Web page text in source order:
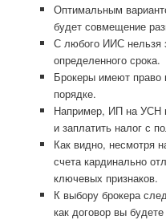
Оптимальным
будет совмещение
С любого ИИС нельзя
определенного срока.
Брокеры имеют право
порядке.
Например, ИП на УСН
и заплатить налог с
Как видно, несмотря
счета кардинально
ключевых признаков.
К выбору брокера
как договор вы